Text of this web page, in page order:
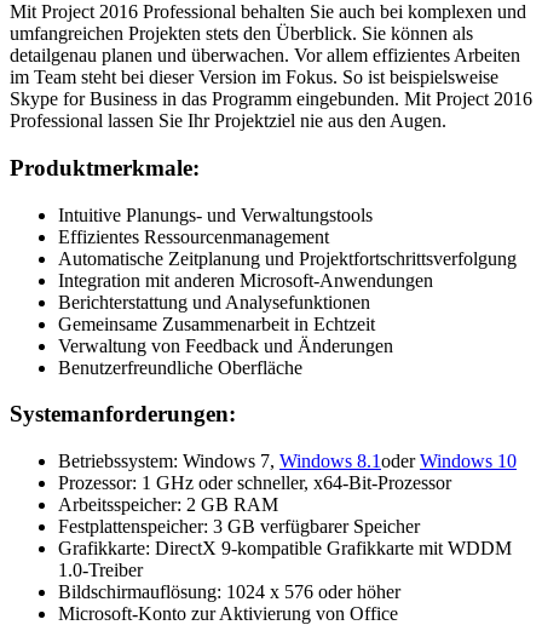
Mit Project 2016 Professional behalten Sie auch bei komplexen und
umfangreichen Projekten stets den Überblick. Sie können als
detailgenau planen und überwachen. Vor allem effizientes Arbeiten
im Team steht bei dieser Version im Fokus. So ist beispielsweise
Skype for Business in das Programm eingebunden. Mit Project 2016
Professional lassen Sie Ihr Projektziel nie aus den Augen.
Produktmerkmale:
Intuitive Planungs- und Verwaltungstools
Effizientes Ressourcenmanagement
Automatische Zeitplanung und Projektfortschrittsverfolgung
Integration mit anderen Microsoft-Anwendungen
Berichterstattung und Analysefunktionen
Gemeinsame Zusammenarbeit in Echtzeit
Verwaltung von Feedback und Änderungen
Benutzerfreundliche Oberfläche
Systemanforderungen:
Betriebssystem: Windows 7, Windows 8.1oderWindows 10
Prozessor: 1 GHz oder schneller, x64-Bit-Prozessor
Arbeitsspeicher: 2 GB RAM
Festplattenspeicher: 3 GB verfügbarer Speicher
Grafikkarte: DirectX 9-kompatible Grafikkarte mit WDDM
1.0-Treiber
Bildschirmauflösung: 1024 x 576 oder höher
Microsoft-Konto zur Aktivierung von Office